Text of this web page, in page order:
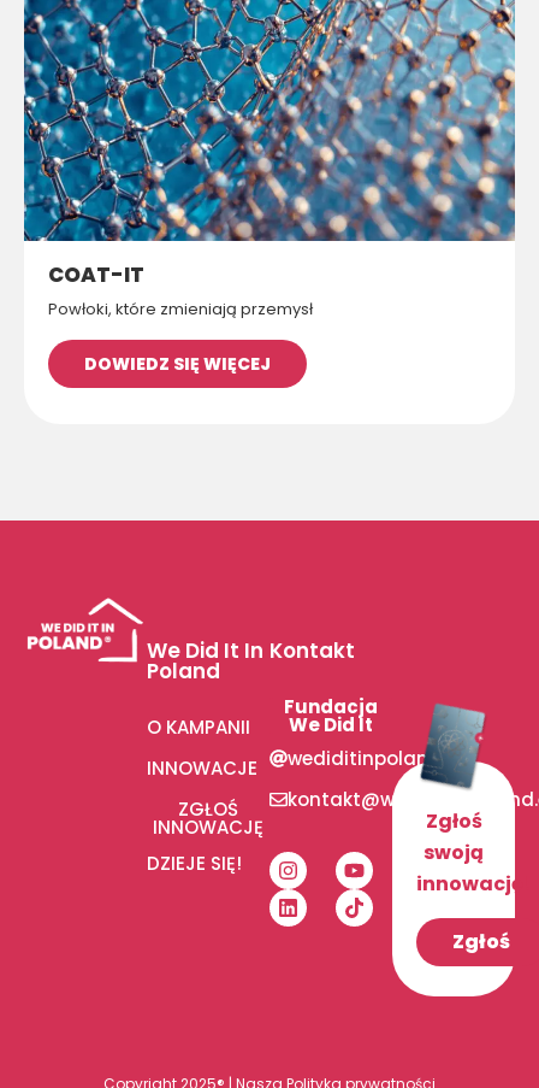
COAT-IT
Powłoki, które zmieniają przemysł
DOWIEDZ SIĘ WIĘCEJ
We Did It In
Poland
O KAMPANII
INNOWACJE
ZGŁOŚ
INNOWACJĘ
DZIEJE SIĘ!
Kontakt
Fundacja
We Did It
wediditinpoland
Zgłoś
swoją
innowację!
Zgłoś
Copyright 2025® | Nasza Polityka prywatności